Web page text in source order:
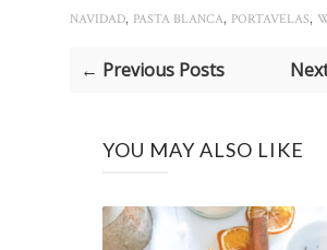
NAVIDAD, PASTA BLANCA, PORTAVELAS,
← Previous Posts
YOU MAY ALSO LIKE